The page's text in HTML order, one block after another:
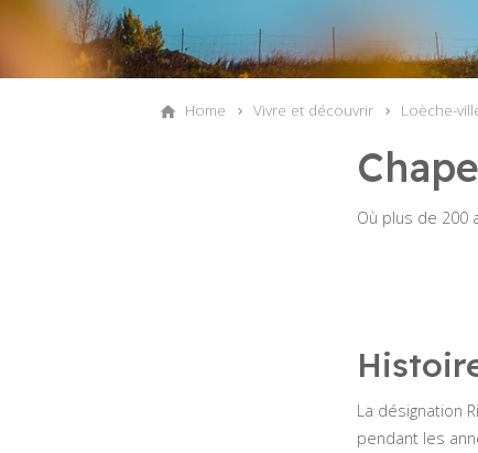
Home Vivre et découvrir Loèche-
Où plus de 200
La désignation
pendant les